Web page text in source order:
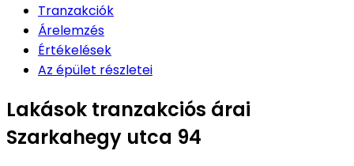
Tranzakciók
Árelemzés
Értékelések
Az épület részletei
Lakások tranzakciós árai
Szarkahegy utca 94